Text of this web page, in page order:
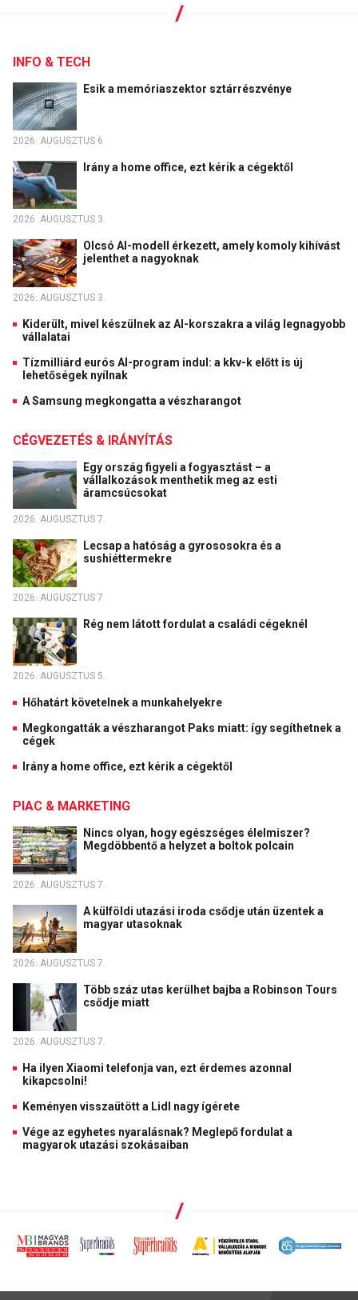
INFO & TECH
Esik a memóriaszektor sztárrészvénye
2026. AUGUSZTUS 6.
Irány a home office, ezt kérik a cégektől
2026. AUGUSZTUS 3.
Olcsó AI-modell érkezett, amely komoly kihívást
jelenthet a nagyoknak
2026. AUGUSZTUS 3.
Kiderült, mivel készülnek az AI-korszakra a világ legnagyobb
vállalatai
Tízmilliárd eurós AI-program indul: a kkv-k előtt is új
lehetőségek nyílnak
A Samsung megkongatta a vészharangot
CÉGVEZETÉS & IRÁNYÍTÁS
Egy ország figyeli a fogyasztást – a
vállalkozások menthetik meg az esti
áramcsúcsokat
2026. AUGUSZTUS 7.
Lecsap a hatóság a gyrososokra és a
sushiéttermekre
2026. AUGUSZTUS 7.
Rég nem látott fordulat a családi cégeknél
2026. AUGUSZTUS 5.
Hőhatárt követelnek a munkahelyekre
Megkongatták a vészharangot Paks miatt: így segíthetnek a
cégek
Irány a home office, ezt kérik a cégektől
PIAC & MARKETING
Nincs olyan, hogy egészséges élelmiszer?
Megdöbbentő a helyzet a boltok polcain
2026. AUGUSZTUS 7.
A külföldi utazási iroda csődje után üzentek a
magyar utasoknak
2026. AUGUSZTUS 7.
Több száz utas kerülhet bajba a Robinson Tours
csődje miatt
2026. AUGUSZTUS 7.
Ha ilyen Xiaomi telefonja van, ezt érdemes azonnal
kikapcsolni!
Keményen visszaütött a Lidl nagy ígérete
Vége az egyhetes nyaralásnak? Meglepő fordulat a
magyarok utazási szokásaiban